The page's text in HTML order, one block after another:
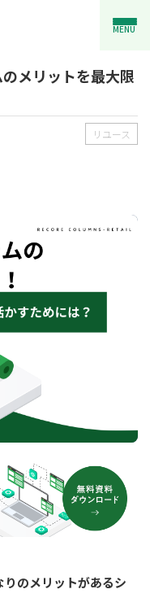
MENU
のメリットを最大限
リユース
りのメリットがあるシ